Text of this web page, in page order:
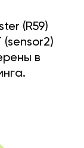
(R59)
(sensor2)
в